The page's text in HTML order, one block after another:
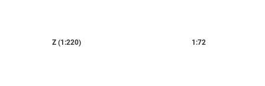
Z (1:220) 1:72